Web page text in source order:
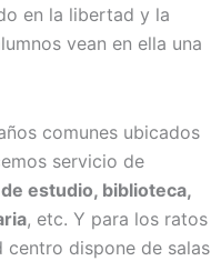
en la libertad y la
vean en ella una
comunes ubicados
servicio de
estudio, biblioteca,
, etc. Y para los ratos
centro dispone de salas